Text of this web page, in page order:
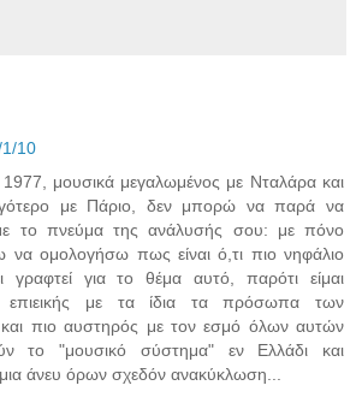
10
1977, μουσικά μεγαλωμένος με Νταλάρα και
με Πάριο, δεν μπορώ να παρά να
το πνεύμα της ανάλυσής σου: με πόνο
να ομολογήσω πως είναι ό,τι πιο νηφάλιο
γραφτεί για το θέμα αυτό, παρότι είμαι
επιεικής με τα ίδια τα πρόσωπα των
και πιο αυστηρός με τον εσμό όλων αυτών
το "μουσικό σύστημα" εν Ελλάδι και
μια άνευ όρων σχεδόν ανακύκλωση...